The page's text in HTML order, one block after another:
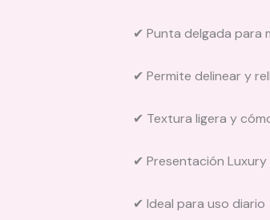
✔ Punta delgada para
✔ Permite delinear y
✔ Textura ligera y
✔ Presentación
✔ Ideal para uso diario